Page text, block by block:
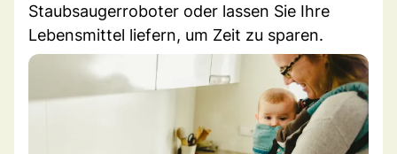
Staubsaugerroboter oder lassen Sie Ihre
Lebensmittel liefern, um Zeit zu sparen.